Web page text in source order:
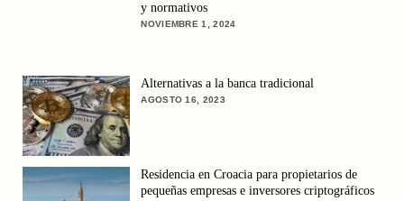
y normativos
NOVIEMBRE 1, 2024
Alternativas a la banca tradicional
AGOSTO 16, 2023
Residencia en Croacia para propietarios de
pequeñas empresas e inversores criptográficos